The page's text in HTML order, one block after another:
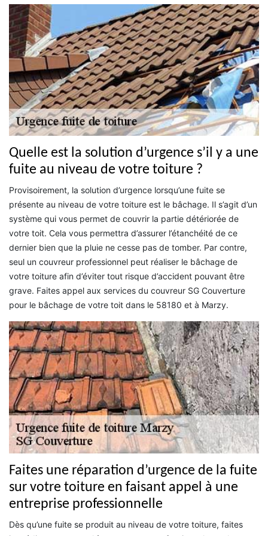
Quelle est la solution d’urgence s’il y a une
fuite au niveau de votre toiture ?
Provisoirement, la solution d’urgence lorsqu’une fuite se
présente au niveau de votre toiture est le bâchage. Il s’agit d’un
système qui vous permet de couvrir la partie détériorée de
votre toit. Cela vous permettra d’assurer l’étanchéité de ce
dernier bien que la pluie ne cesse pas de tomber. Par contre,
seul un couvreur professionnel peut réaliser le bâchage de
votre toiture afin d’éviter tout risque d’accident pouvant être
grave. Faites appel aux services du couvreur SG Couverture
pour le bâchage de votre toit dans le 58180 et à Marzy.
Faites une réparation d’urgence de la fuite
sur votre toiture en faisant appel à une
entreprise professionnelle
Dès qu’une fuite se produit au niveau de votre toiture, faites